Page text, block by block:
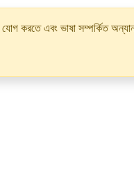
করতে এবং ভাষা সম্পর্কিত